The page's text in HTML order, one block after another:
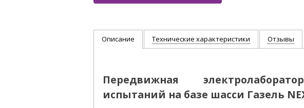
Описание Технические характеристики Отзывы
Передвижная
испытаний на базе шасси Газель